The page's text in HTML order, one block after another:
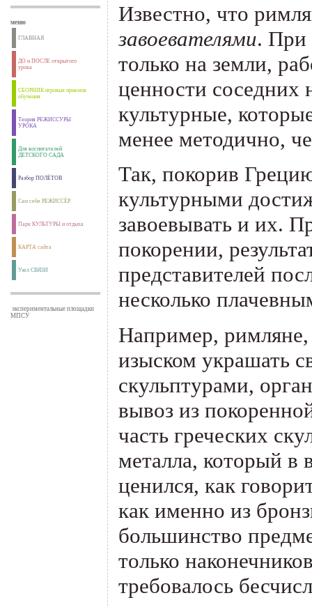
меню
ГЛАВНАЯ
ДО и ПОСЛЕ открытого
урока
СБОРНИК игровых приемов
обучения
Теория РЕЖИССУРЫ
УРОКА
Для воспитателей
ДЕТСКОГО САДА
Разбор ПОЛЁТОВ
Сам себе РЕЖИССЁР
Парк КУЛЬТУРЫ и отдыха
КАРТА сайта
Узел СВЯЗИ
экспериментальные площадки
МПСУ
Известно, что
завоевателями. При
только на земли,
ценности соседних
культурные,
менее методично,
Так, покорив
культурными
завоевывать и их.
покорении,
представителей
несколько
Например,
изыском украшать
скульптурами,
вывоз из
часть греческих
металла, который в
ценился, как
как именно из
большинство
только
требовалось